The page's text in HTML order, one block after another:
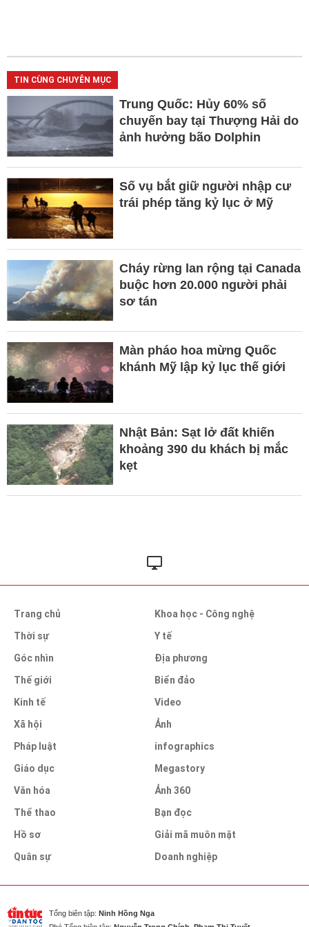
TIN CÙNG CHUYÊN MỤC
Trung Quốc: Hủy 60% số
chuyến bay tại Thượng Hải do
ảnh hưởng bão Dolphin
Số vụ bắt giữ người nhập cư
trái phép tăng kỷ lục ở Mỹ
Cháy rừng lan rộng tại Canada
buộc hơn 20.000 người phải
sơ tán
Màn pháo hoa mừng Quốc
khánh Mỹ lập kỷ lục thế giới
Nhật Bản: Sạt lở đất khiến
khoảng 390 du khách bị mắc
kẹt
Trang chủ
Thời sự
Góc nhìn
Thế giới
Kinh tế
Xã hội
Pháp luật
Giáo dục
Văn hóa
Thể thao
Hồ sơ
Quân sự
Khoa học - Công nghệ
Y tế
Địa phương
Biển đảo
Video
Ảnh
infographics
Megastory
Ảnh 360
Bạn đọc
Giải mã muôn mặt
Doanh nghiệp
Tổng biên tập: Ninh Hồng Nga